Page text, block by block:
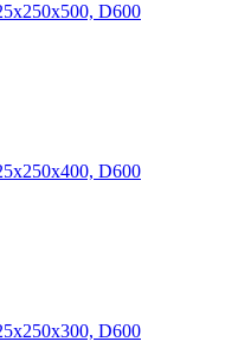
D600
D600
D600